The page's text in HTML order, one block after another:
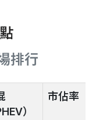
排行
）
市佔率